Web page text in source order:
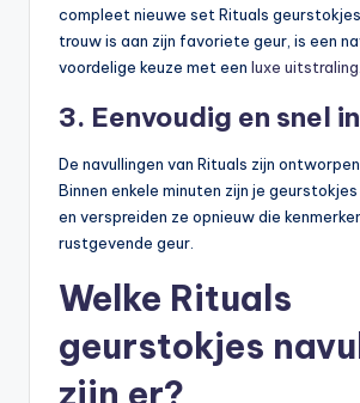
compleet nieuwe set Rituals
trouw is aan zijn favoriete geur, is een
voordelige keuze met een luxe uitstraling
3. Eenvoudig en snel
De navullingen van Rituals zijn
Binnen enkele minuten zijn je
en verspreiden ze opnieuw die
rustgevende geur.
Welke Rituals
geurstokjes